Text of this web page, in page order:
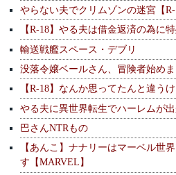
やらない夫でクリムゾンの迷宮【R-
【R-18】やる夫は借金返済の為に
輸送戦艦スペース・デブリ
没落令嬢ベールさん、冒険者始め
【R-18】なんか思ってたんと違う
やる夫に異世界転生でハーレムが
巴さんNTRもの
【あんこ】ナナリーはマーベル世
す【MARVEL】